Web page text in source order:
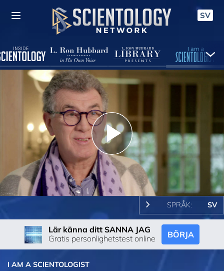
SV
Play
Video
SPRÅK: SV
Lär känna ditt SANNA JAG
Gratis personlighetstest online
BÖRJA
I AM A SCIENTOLOGIST